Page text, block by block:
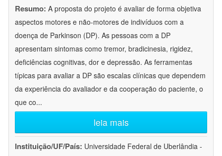
Resumo: A proposta do projeto é avaliar de forma objetiva
aspectos motores e não-motores de indivíduos com a
doença de Parkinson (DP). As pessoas com a DP
apresentam sintomas como tremor, bradicinesia, rigidez,
deficiências cognitivas, dor e depressão. As ferramentas
típicas para avaliar a DP são escalas clínicas que dependem
da experiência do avaliador e da cooperação do paciente, o
que co...
leia mais
Instituição/UF/País: Universidade Federal de Uberlândia -